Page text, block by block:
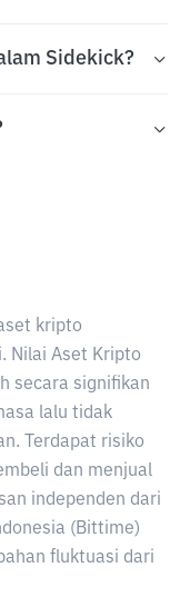
Sidekick?
kripto
Nilai Aset Kripto
secara signifikan
lalu tidak
Terdapat risiko
dan menjual
independen dari
(Bittime)
fluktuasi dari